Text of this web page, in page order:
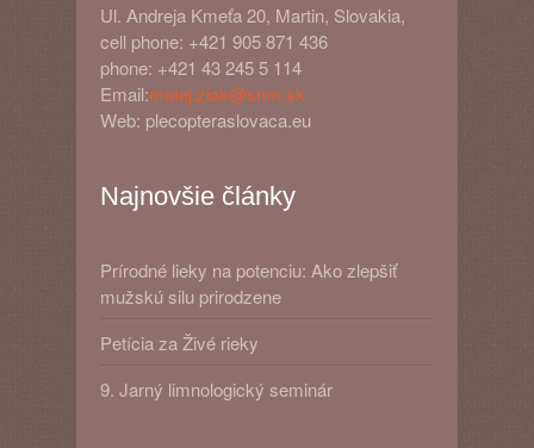
Ul. Andreja Kmeťa 20, Martin, Slovakia,
cell phone: +421 905 871 436
phone: +421 43 245 5 114
Email:matej.ziak@snm.sk
Web: plecopteraslovaca.eu
Najnovšie články
Prírodné lieky na potenciu: Ako zlepšiť
mužskú silu prirodzene
Petícia za Živé rieky
9. Jarný limnologický seminár